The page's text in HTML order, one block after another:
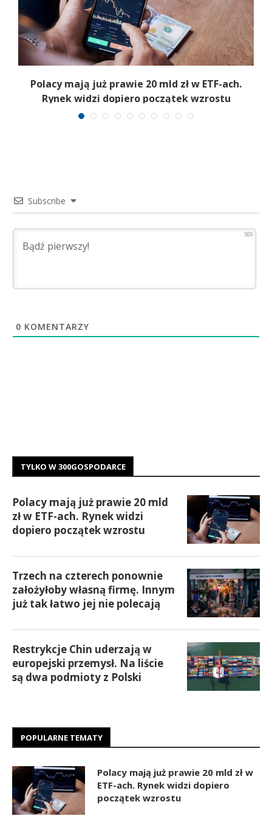
Polacy mają już prawie 20 mld zł w ETF-ach.
Rynek widzi dopiero początek wzrostu
Subscribe
500
0 KOMENTARZY
TYLKO W 300GOSPODARCE
Polacy mają już prawie 20 mld
zł w ETF-ach. Rynek widzi
dopiero początek wzrostu
Trzech na czterech ponownie
założyłoby własną firmę. Innym
już tak łatwo jej nie polecają
Restrykcje Chin uderzają w
europejski przemysł. Na liście
są dwa podmioty z Polski
POPULARNE TEMATY
Polacy mają już prawie 20 mld zł w
ETF-ach. Rynek widzi dopiero
początek wzrostu